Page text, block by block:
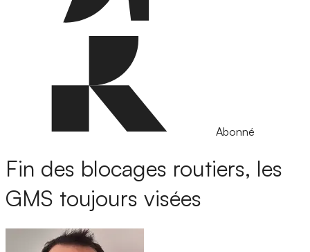
Abonné
Fin des blocages routiers, les
GMS toujours visées